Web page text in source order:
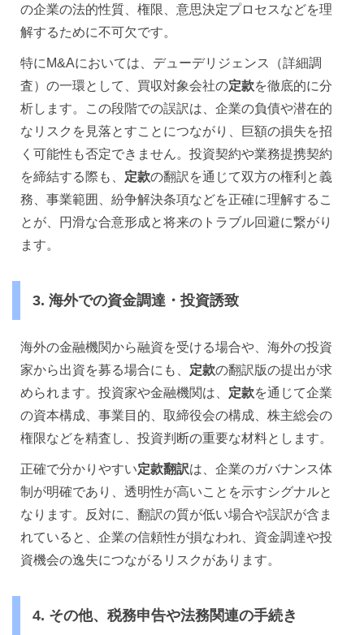
の企業の法的性質、権限、意思決定プロセスなどを理
解するために不可欠です。
特にM&Aにおいては、デューデリジェンス（詳細調
査）の一環として、買収対象会社の定款を徹底的に分
析します。この段階での誤訳は、企業の負債や潜在的
なリスクを見落とすことにつながり、巨額の損失を招
く可能性も否定できません。投資契約や業務提携契約
を締結する際も、 定款の翻訳を通じて双方の権利と義
務、事業範囲、紛争解決条項などを正確に理解するこ
とが、円滑な合意形成と将来のトラブル回避に繋がり
ます。
3. 海外での資金調達・投資誘致
海外の金融機関から融資を受ける場合や、海外の投資
家から出資を募る場合にも、 定款の翻訳版の提出が求
められます。投資家や金融機関は、 定款を通じて企業
の資本構成、事業目的、取締役会の構成、株主総会の
権限などを精査し、投資判断の重要な材料とします。
正確で分かりやすい定款翻訳は、企業のガバナンス体
制が明確であり、透明性が高いことを示すシグナルと
なります。反対に、翻訳の質が低い場合や誤訳が含ま
れていると、企業の信頼性が損なわれ、資金調達や投
資機会の逸失につながるリスクがあります。
4. その他、税務申告や法務関連の手続き